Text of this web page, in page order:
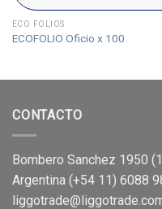
ECO FOLIOS
ECOFOLIO Oficio x 100
CONTACTO
Bombero Sanchez 1950
Argentina (+54 11) 6088